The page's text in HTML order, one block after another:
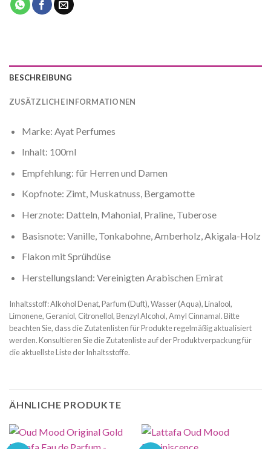
BESCHREIBUNG
ZUSÄTZLICHE INFORMATIONEN
Marke: Ayat Perfumes
Inhalt: 100ml
Empfehlung: für Herren und Damen
Kopfnote: Zimt, Muskatnuss, Bergamotte
Herznote: Datteln, Mahonial, Praline, Tuberose
Basisnote: Vanille, Tonkabohne, Amberholz, Akigala-Holz
Flakon mit Sprühdüse
Herstellungsland: Vereinigten Arabischen Emirat
Inhaltsstoff: Alkohol Denat, Parfum (Duft), Wasser (Aqua), Linalool,
Limonene, Geraniol, Citronellol, Benzyl Alcohol, Amyl Cinnamal. Bitte
beachten Sie, dass die Zutatenlisten für Produkte regelmäßig aktualisiert
werden. Konsultieren Sie die Zutatenliste auf der Produktverpackung für
die aktuellste Liste der Inhaltsstoffe.
ÄHNLICHE PRODUKTE